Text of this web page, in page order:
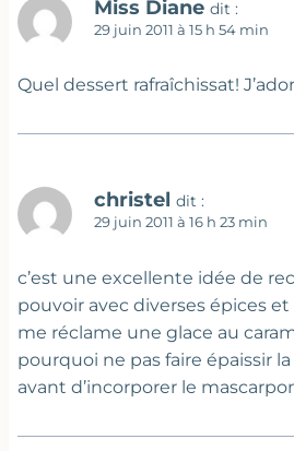
Miss Diane dit :
29 juin 2011 à 15 h 54 min
Quel dessert rafraîchissat!
christel dit :
29 juin 2011 à 16 h 23 min
c’est une excellente idée de
pouvoir avec diverses épices
me réclame une glace au
pourquoi ne pas faire épaissir
avant d’incorporer le